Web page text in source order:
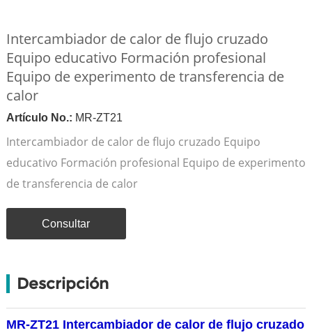
Intercambiador de calor de flujo cruzado
Equipo educativo Formación profesional
Equipo de experimento de transferencia de
calor
Artículo No.: MR-ZT21
Intercambiador de calor de flujo cruzado Equipo
educativo Formación profesional Equipo de experimento
de transferencia de calor
Consultar
Descripción
MR-ZT21 Intercambiador de calor de flujo cruzado